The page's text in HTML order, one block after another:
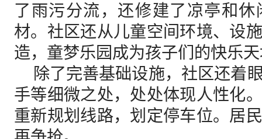
了雨污分流，还修建了凉亭和
材。社区还从儿童空间环境、设
造，童梦乐园成为孩子们的快乐
除了完善基础设施，社区还着
手等细微之处，处处体现人性化
重新规划线路，划定停车位。居